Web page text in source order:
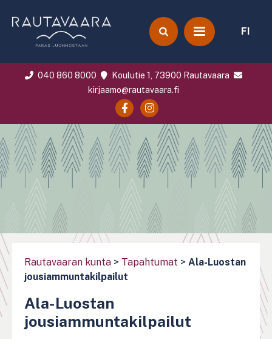
FI
040 860 8000
Koulutie 1, 73900 Rautavaara
kirjaamo@rautavaara.fi
Rautavaaran kunta > Tapahtumat > Ala-Luostan
jousiammuntakilpailut
Ala-Luostan
jousiammuntakilpailut